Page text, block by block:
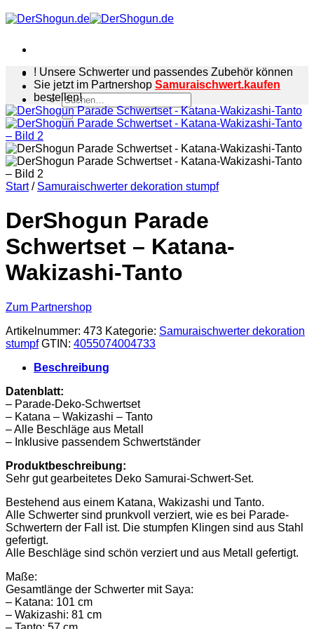
Zum
Inhalt
Suchen
nach:
! Unsere Schwerter und passendes Zubehör können
Sie jetzt im Partnershop Samuraischwert.kaufen
bestellen!
Start / Samuraischwerter dekoration stumpf
DerShogun Parade
Schwertset – Katana-
Wakizashi-Tanto
Zum Partnershop
Artikelnummer: 473 Kategorie: Samuraischwerter dekoration
stumpf GTIN: 4055074004733
Beschreibung
Datenblatt:
– Parade-Deko-Schwertset
– Katana – Wakizashi – Tanto
– Alle Beschläge aus Metall
– Inklusive passendem Schwertständer
Produktbeschreibung:
Sehr gut gearbeitetes Deko Samurai-Schwert-Set.
Bestehend aus einem Katana, Wakizashi und Tanto.
Alle Schwerter sind prunkvoll verziert, wie es bei Parade-
Schwertern der Fall ist. Die stumpfen Klingen sind aus Stahl
gefertigt.
Alle Beschläge sind schön verziert und aus Metall gefertigt.
Maße:
Gesamtlänge der Schwerter mit Saya:
– Katana: 101 cm
– Wakizashi: 81 cm